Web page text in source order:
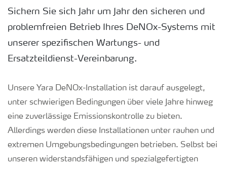
Sicherheitsprüfungen und Schulungspakete
Sichern Sie sich Jahr um Jahr den sicheren und
problemfreien Betrieb Ihres DeNOx-Systems mit
unserer spezifischen Wartungs- und
Ersatzteildienst-Vereinbarung.
Unsere Yara DeNOx-Installation ist darauf ausgelegt,
unter schwierigen Bedingungen über viele Jahre hinweg
eine zuverlässige Emissionskontrolle zu bieten.
Allerdings werden diese Installationen unter rauhen und
extremen Umgebungsbedingungen betrieben. Selbst bei
unseren widerstandsfähigen und spezialgefertigten